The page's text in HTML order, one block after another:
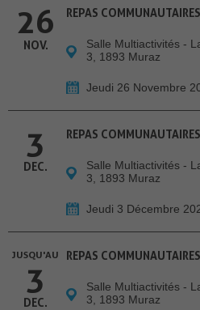
26
NOV.
REPAS COMMUNAUTAIRES
Salle Multiactivités -
3, 1893 Muraz
Jeudi 26 Novembre
3
DEC.
REPAS COMMUNAUTAIRES
Salle Multiactivités -
3, 1893 Muraz
Jeudi 3 Décembre
JUSQU'AU
3
DEC.
REPAS COMMUNAUTAIRES
Salle Multiactivités -
3, 1893 Muraz